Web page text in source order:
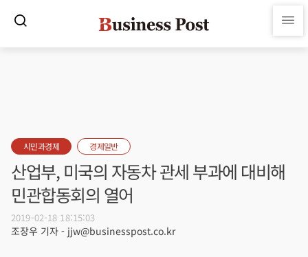
시민과경제 경제일반
산업부, 미국의 자동차 관세 부과에 대비해
민관합동회의 열어
2019-02-18 18:15:03
조장우 기자 - jjw@businesspost.co.kr